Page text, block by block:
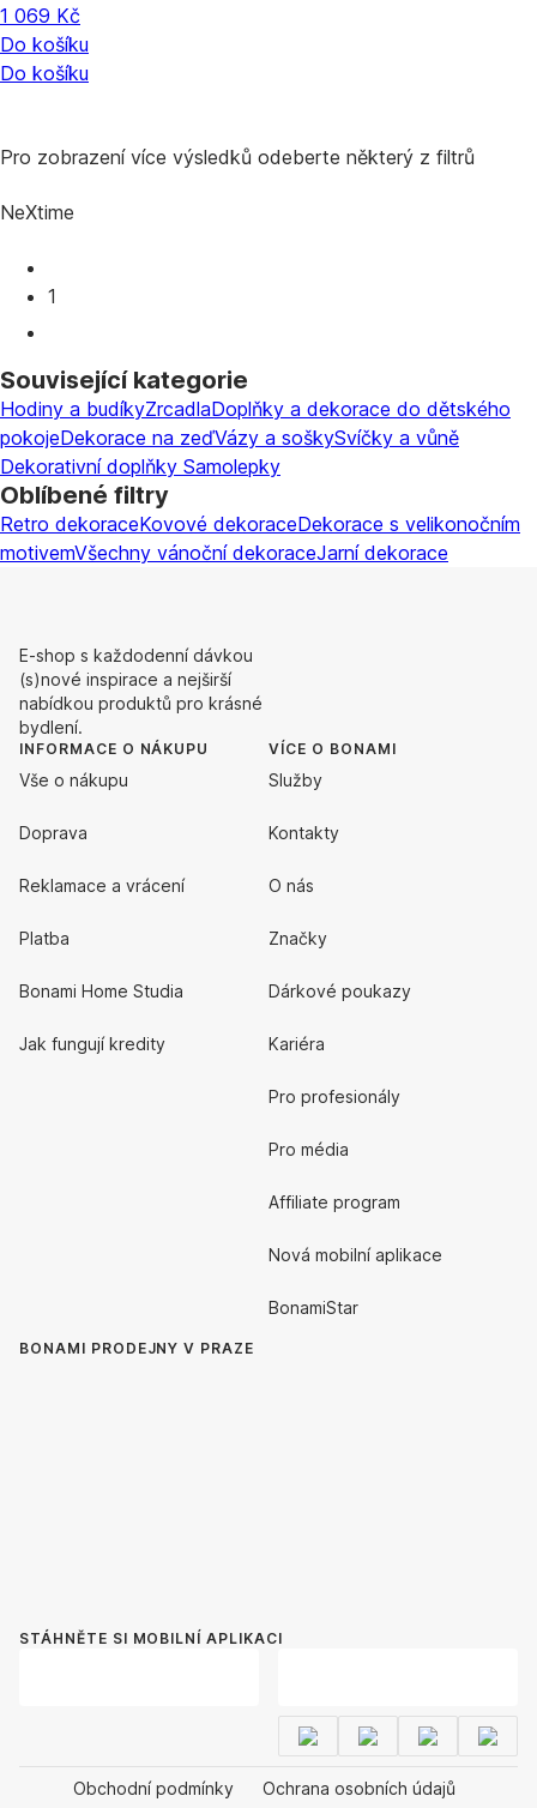
1 069 Kč
Do košíku
Do košíku
Pro zobrazení více výsledků odeberte některý z filtrů
NeXtime
1
Související kategorie
Hodiny a budíkyZrcadlaDoplňky a dekorace do dětského
pokojeDekorace na zeďVázy a soškySvíčky a vůně
Dekorativní doplňky Samolepky
Oblíbené filtry
Retro dekoraceKovové dekoraceDekorace s velikonočním
motivemVšechny vánoční dekoraceJarní dekorace
E-shop s každodenní dávkou
(s)nové inspirace a nejširší
nabídkou produktů pro krásné
bydlení.
INFORMACE O NÁKUPU
Vše o nákupu
Doprava
Reklamace a vrácení
Platba
Bonami Home Studia
Jak fungují kredity
VÍCE O BONAMI
Služby
Kontakty
O nás
Značky
Dárkové poukazy
Kariéra
Pro profesionály
Pro média
Affiliate program
Nová mobilní aplikace
BonamiStar
BONAMI PRODEJNY V PRAZE
STÁHNĚTE SI MOBILNÍ APLIKACI
Obchodní podmínky Ochrana osobních údajů